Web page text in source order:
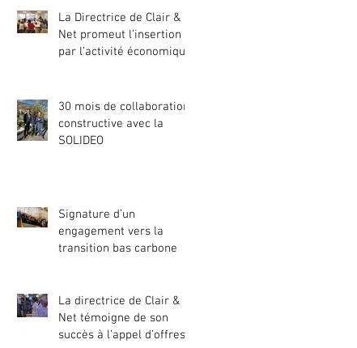
La Directrice de Clair &
Net promeut l’insertion
par l’activité économique
30 mois de collaboration
constructive avec la
SOLIDEO
Signature d’un
engagement vers la
transition bas carbone
La directrice de Clair &
Net témoigne de son
succès à l’appel d’offres